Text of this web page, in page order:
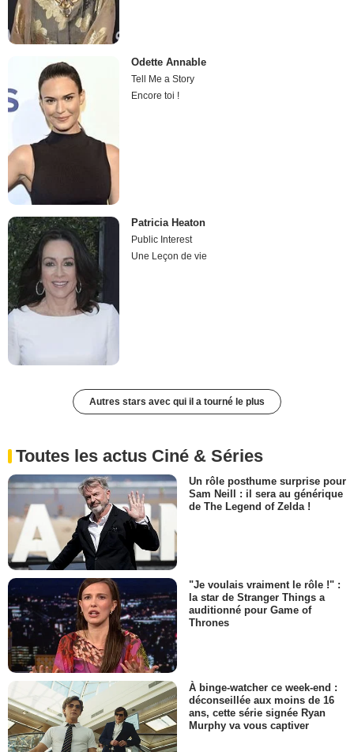
Odette Annable
Tell Me a Story
Encore toi !
Patricia Heaton
Public Interest
Une Leçon de vie
Autres stars avec qui il a tourné le plus
Toutes les actus Ciné & Séries
Un rôle posthume surprise pour
Sam Neill : il sera au générique
de The Legend of Zelda !
"Je voulais vraiment le rôle !" :
la star de Stranger Things a
auditionné pour Game of
Thrones
À binge-watcher ce week-end :
déconseillée aux moins de 16
ans, cette série signée Ryan
Murphy va vous captiver